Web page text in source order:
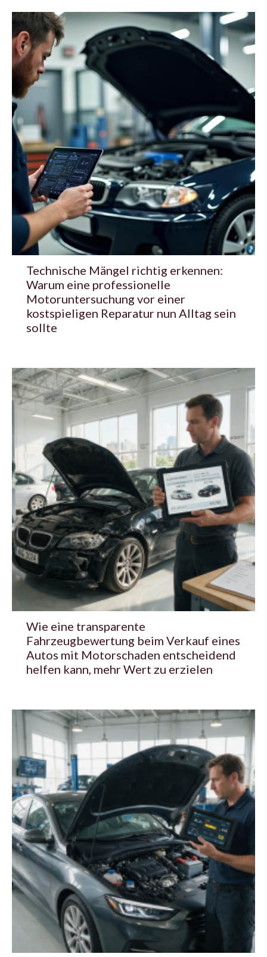
Technische Mängel richtig erkennen:
Warum eine professionelle
Motoruntersuchung vor einer
kostspieligen Reparatur nun Alltag sein
sollte
Wie eine transparente
Fahrzeugbewertung beim Verkauf eines
Autos mit Motorschaden entscheidend
helfen kann, mehr Wert zu erzielen